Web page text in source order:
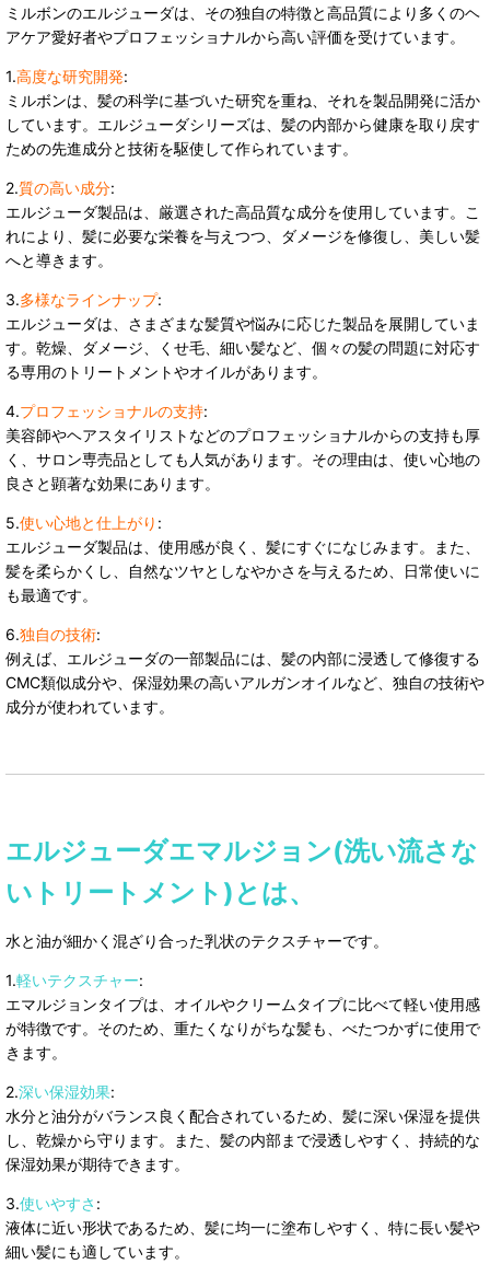
ミルボンのエルジューダは、その独自の特徴と高品質により多くのヘ
アケア愛好者やプロフェッショナルから高い評価を受けています。
1.高度な研究開発:
ミルボンは、髪の科学に基づいた研究を重ね、それを製品開発に活か
しています。エルジューダシリーズは、髪の内部から健康を取り戻す
ための先進成分と技術を駆使して作られています。
2.質の高い成分:
エルジューダ製品は、厳選された高品質な成分を使用しています。こ
れにより、髪に必要な栄養を与えつつ、ダメージを修復し、美しい髪
へと導きます。
3.多様なラインナップ:
エルジューダは、さまざまな髪質や悩みに応じた製品を展開していま
す。乾燥、ダメージ、くせ毛、細い髪など、個々の髪の問題に対応す
る専用のトリートメントやオイルがあります。
4.プロフェッショナルの支持:
美容師やヘアスタイリストなどのプロフェッショナルからの支持も厚
く、サロン専売品としても人気があります。その理由は、使い心地の
良さと顕著な効果にあります。
5.使い心地と仕上がり :
エルジューダ製品は、使用感が良く、髪にすぐになじみます。また、
髪を柔らかくし、自然なツヤとしなやかさを与えるため、日常使いに
も最適です。
6.独自の技術:
例えば、エルジューダの一部製品には、髪の内部に浸透して修復する
CMC類似成分や、保湿効果の高いアルガンオイルなど、独自の技術や
成分が使われています。
エルジューダエマルジョン(洗い流さな
いトリートメント)とは、
水と油が細かく混ざり合った乳状のテクスチャーです。
1.軽いテクスチャー:
エマルジョンタイプは、オイルやクリームタイプに比べて軽い使用感
が特徴です。そのため、重たくなりがちな髪も、べたつかずに使用で
きます。
2.深い保湿効果:
水分と油分がバランス良く配合されているため、髪に深い保湿を提供
し、乾燥から守ります。また、髪の内部まで浸透しやすく、持続的な
保湿効果が期待できます。
3.使いやすさ :
液体に近い形状であるため、髪に均一に塗布しやすく、特に長い髪や
細い髪にも適しています。